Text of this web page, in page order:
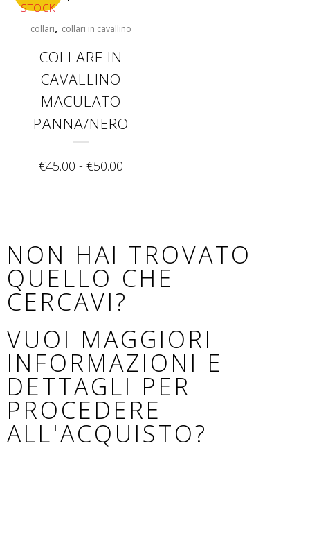
STOCK
collari, collari in cavallino
COLLARE IN
CAVALLINO
MACULATO
PANNA/NERO
€45.00 - €50.00
NON HAI TROVATO
QUELLO CHE
CERCAVI?
VUOI MAGGIORI
INFORMAZIONI E
DETTAGLI PER
PROCEDERE
ALL'ACQUISTO?